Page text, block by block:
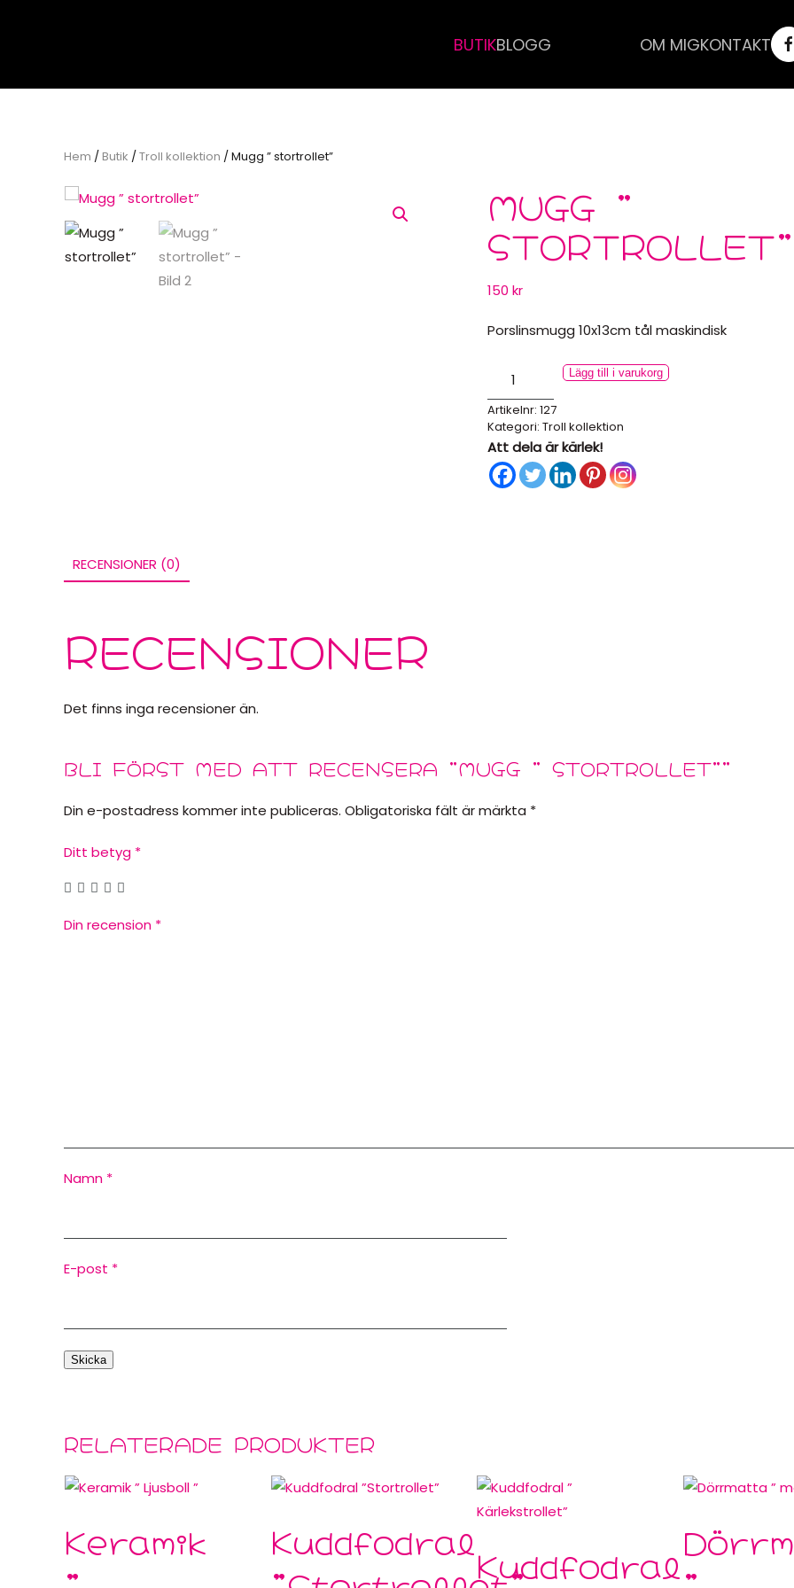
BUTIKBLOGG OM MIGKONTAKT
Hem / Butik /Troll kollektion / Mugg ” stortrollet”
MUGG ”
STORTROLLET”
150 kr
Porslinsmugg 10x13cm tål maskindisk
Mugg
”
stortrollet”
mängd
Lägg till i varukorg
Artikelnr: 127
Kategori: Troll kollektion
Att dela är kärlek!
RECENSIONER (0)
RECENSIONER
Det finns inga recensioner än.
BLI FÖRST MED ATT RECENSERA ”MUGG ” STORTROLLET””
Din e-postadress kommer inte publiceras. Obligatoriska fält är märkta *
Ditt betyg *
Din recension *
Namn *
E-post *
RELATERADE PRODUKTER
Keramik
Kuddfodral
Kuddfodral